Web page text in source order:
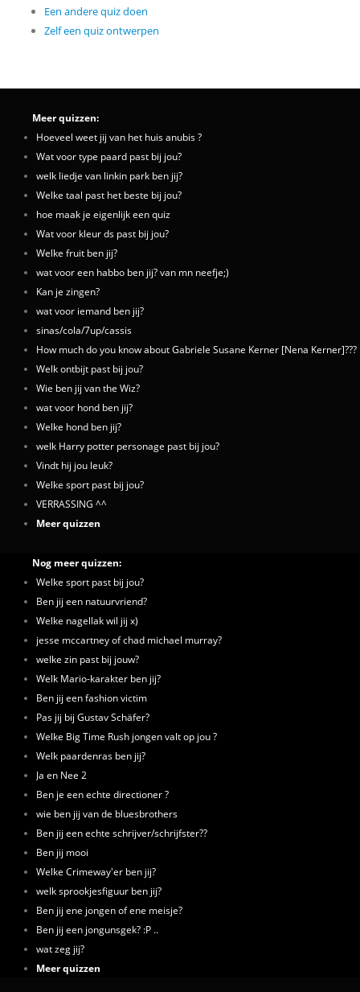
Een andere quiz doen
Zelf een quiz ontwerpen
Meer quizzen:
Hoeveel weet jij van het huis anubis ?
Wat voor type paard past bij jou?
welk liedje van linkin park ben jij?
Welke taal past het beste bij jou?
hoe maak je eigenlijk een quiz
Wat voor kleur ds past bij jou?
Welke fruit ben jij?
wat voor een habbo ben jij? van mn neefje;)
Kan je zingen?
wat voor iemand ben jij?
sinas/cola/7up/cassis
How much do you know about Gabriele Susane Kerner [Nena Kerner]???
Welk ontbijt past bij jou?
Wie ben jij van the Wiz?
wat voor hond ben jij?
Welke hond ben jij?
welk Harry potter personage past bij jou?
Vindt hij jou leuk?
Welke sport past bij jou?
VERRASSING ^^
Meer quizzen
Nog meer quizzen:
Welke sport past bij jou?
Ben jij een natuurvriend?
Welke nagellak wil jij x)
jesse mccartney of chad michael murray?
welke zin past bij jouw?
Welk Mario-karakter ben jij?
Ben jij een fashion victim
Pas jij bij Gustav Schäfer?
Welke Big Time Rush jongen valt op jou ?
Welk paardenras ben jij?
Ja en Nee 2
Ben je een echte directioner ?
wie ben jij van de bluesbrothers
Ben jij een echte schrijver/schrijfster??
Ben jij mooi
Welke Crimeway'er ben jij?
welk sprookjesfiguur ben jij?
Ben jij ene jongen of ene meisje?
Ben jij een jongunsgek? :P ..
wat zeg jij?
Meer quizzen